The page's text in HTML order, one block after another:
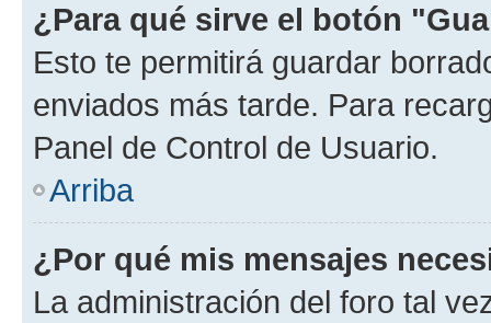
¿Para qué sirve el botón
Esto te permitirá guardar
enviados más tarde. Para
Panel de Control de Usuario.
Arriba
¿Por qué mis mensajes
La administración del foro tal